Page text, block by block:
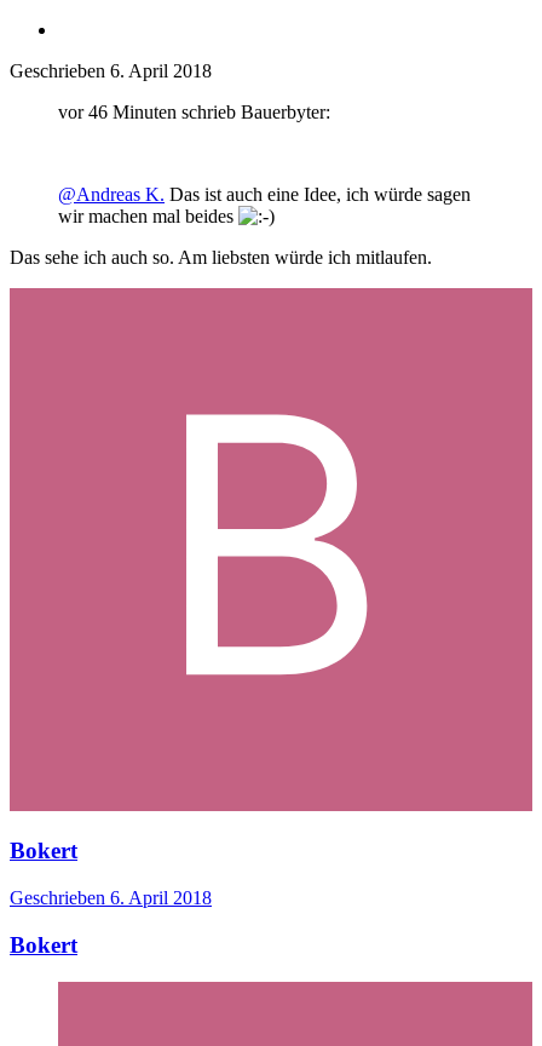
Geschrieben 6. April 2018
vor 46 Minuten schrieb Bauerbyter:
@Andreas K. Das ist auch eine Idee, ich würde sagen
wir machen mal beides
Das sehe ich auch so. Am liebsten würde ich mitlaufen.
Bokert
Geschrieben 6. April 2018
Bokert